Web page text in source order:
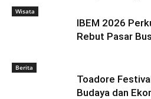
Wisata
IBEM 2026
Rebut Pasar
Berita
Toadore
Budaya dan